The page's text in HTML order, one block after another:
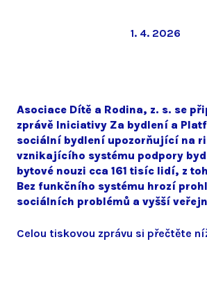
1. 4. 2026
Asociace Dítě a Rodina, z. s. se
zprávě Iniciativy Za bydlení a
sociální bydlení upozorňující na
vznikajícího systému podpory
bytové nouzi cca 161 tisíc lidí, z
Bez funkčního systému hrozí
sociálních problémů a vyšší
Celou tiskovou zprávu si přečtěte